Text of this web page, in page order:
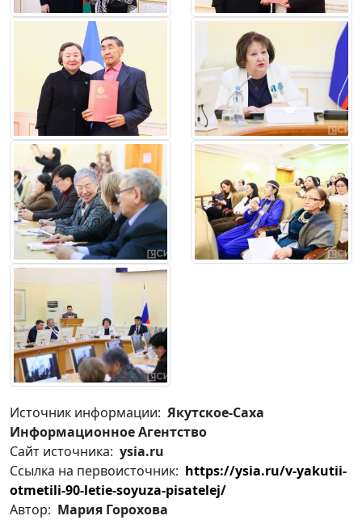
Источник информации: Якутское-Саха
Информационное Агентство
Сайт источника: ysia.ru
Ссылка на первоисточник: https://ysia.ru/v-yakutii-
otmetili-90-letie-soyuza-pisatelej/
Автор: Мария Горохова